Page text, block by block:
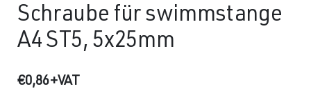
Schraube für swimmstange
A4 ST5, 5x25mm
€0,86+VAT